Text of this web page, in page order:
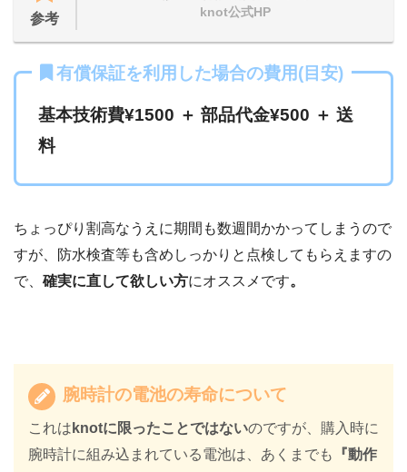
参考 knot公式HP
有償保証を利用した場合の費用(目安)
基本技術費¥1500 ＋ 部品代金¥500 ＋ 送
料
ちょっぴり割高なうえに期間も数週間かかってしまうので
すが、防水検査等も含めしっかりと点検してもらえますの
で、 確実に直して欲しい方にオススメです。
腕時計の電池の寿命について
これは knotに限ったことではないのですが、購入時に
腕時計に組み込まれている電池は、あくまでも
『動作